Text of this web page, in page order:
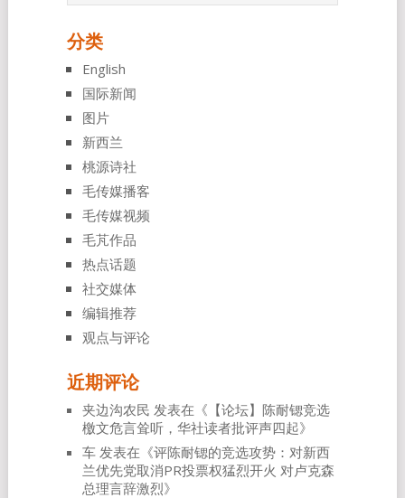
分类
English
国际新闻
图片
新西兰
桃源诗社
毛传媒播客
毛传媒视频
毛芃作品
热点话题
社交媒体
编辑推荐
观点与评论
近期评论
夹边沟农民 发表在《 【论坛】陈耐锶竞选
檄文危言耸听，华社读者批评声四起》
车发表在《评陈耐锶的竞选攻势：对新西
兰优先党取消PR投票权猛烈开火 对卢克森
总理言辞激烈》